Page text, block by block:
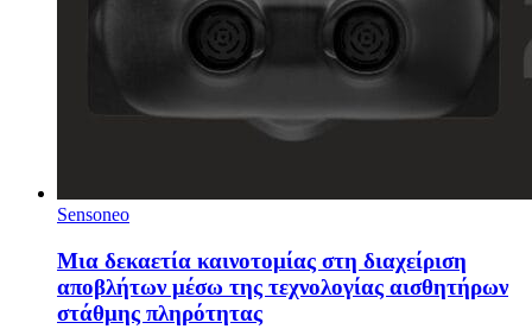
Sensoneo
Μια δεκαετία καινοτομίας στη διαχείριση
αποβλήτων μέσω της τεχνολογίας αισθητήρων
στάθμης πληρότητας